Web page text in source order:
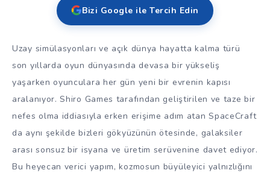
Bizi Google ile Tercih Edin
Uzay simülasyonları ve açık dünya hayatta kalma türü
son yıllarda oyun dünyasında devasa bir yükseliş
yaşarken oyunculara her gün yeni bir evrenin kapısı
aralanıyor. Shiro Games tarafından geliştirilen ve taze bir
nefes olma iddiasıyla erken erişime adım atan SpaceCraft
da aynı şekilde bizleri gökyüzünün ötesinde, galaksiler
arası sonsuz bir isyana ve üretim serüvenine davet ediyor.
Bu heyecan verici yapım, kozmosun büyüleyici yalnızlığını